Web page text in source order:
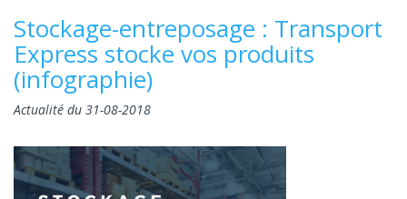
Stockage-entreposage : Transport
Express stocke vos produits
(infographie)
Actualité du 31-08-2018